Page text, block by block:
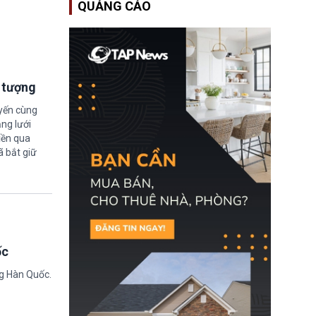
cùng
lưới
qua
bắt giữ
Quốc.
nguy cơ thiếu hụt lực
lượng trầm trọng. Điều
này cần được đặc biệt
chú ý bởi nếu các siêu
bão đổ bộ Hoa Kỳ ở nửa
cuối năm 2026, lực
lượng ứng phó “mỏng”
có thể làm nghẽn công
tác cứu trợ; dẫn đến hệ
thống ứng phó khẩn cấp
quốc gia quá tải.
QUẢNG CÁO